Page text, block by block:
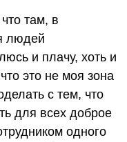
там, в
людей
и плачу, хоть и
это не моя зона
с тем, что
для всех доброе
одного